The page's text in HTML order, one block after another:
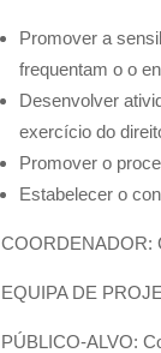
Promover a
frequentam oo
Desenvolver
exercício do
Promover o
Estabelecer o
COORDENADOR:
EQUIPA DE
PÚBLICO-ALVO: